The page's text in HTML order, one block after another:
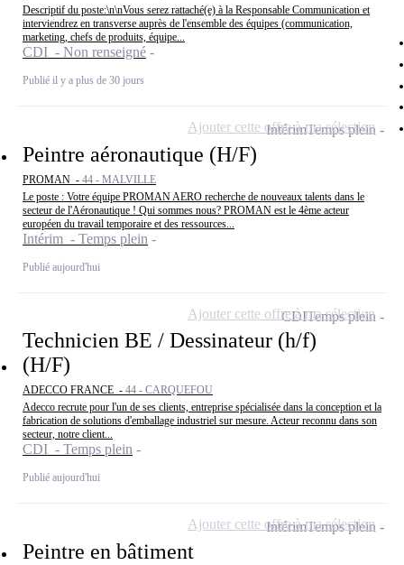
Descriptif du poste:\n\nVous serez rattaché(e) à la Responsable Communication et
interviendrez en transverse auprès de l'ensemble des équipes (communication,
marketing, chefs de produits, équipe...
CDI - Non renseigné
Publié il y a plus de 30 jours
Peintre aéronautique (H/F)
PROMAN - 44 - MALVILLE
Le poste : Votre équipe PROMAN AERO recherche de nouveaux talents dans le
secteur de l'Aéronautique ! Qui sommes nous? PROMAN est le 4ème acteur
européen du travail temporaire et des ressources...
Intérim - Temps plein
Publié aujourd'hui
IntérimTemps plein
Ajouter cette offre à ma sélection
Technicien BE / Dessinateur (h/f)
(H/F)
ADECCO FRANCE - 44 - CARQUEFOU
Adecco recrute pour l'un de ses clients, entreprise spécialisée dans la conception et la
fabrication de solutions d'emballage industriel sur mesure. Acteur reconnu dans son
secteur, notre client...
CDI - Temps plein
Publié aujourd'hui
CDITemps plein
Ajouter cette offre à ma sélection
Peintre en bâtiment
IntérimTemps plein
Ajouter cette offre à ma sélection